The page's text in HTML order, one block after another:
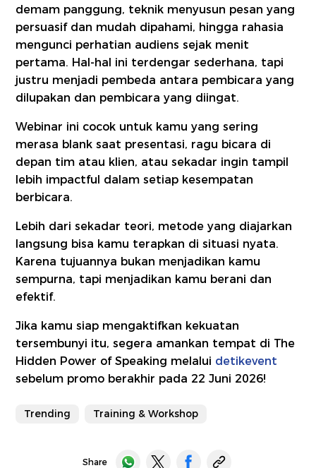
demam panggung, teknik menyusun pesan yang
persuasif dan mudah dipahami, hingga rahasia
mengunci perhatian audiens sejak menit
pertama. Hal-hal ini terdengar sederhana, tapi
justru menjadi pembeda antara pembicara yang
dilupakan dan pembicara yang diingat.
Webinar ini cocok untuk kamu yang sering
merasa blank saat presentasi, ragu bicara di
depan tim atau klien, atau sekadar ingin tampil
lebih impactful dalam setiap kesempatan
berbicara.
Lebih dari sekadar teori, metode yang diajarkan
langsung bisa kamu terapkan di situasi nyata.
Karena tujuannya bukan menjadikan kamu
sempurna, tapi menjadikan kamu berani dan
efektif.
Jika kamu siap mengaktifkan kekuatan
tersembunyi itu, segera amankan tempat di The
Hidden Power of Speaking melalui detikevent
sebelum promo berakhir pada 22 Juni 2026!
Trending Training & Workshop
Share